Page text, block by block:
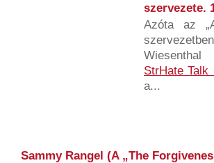
szervezete.
Azóta az
Wiesenthal
StrHate Talk
a...
Sammy Rangel (A „The